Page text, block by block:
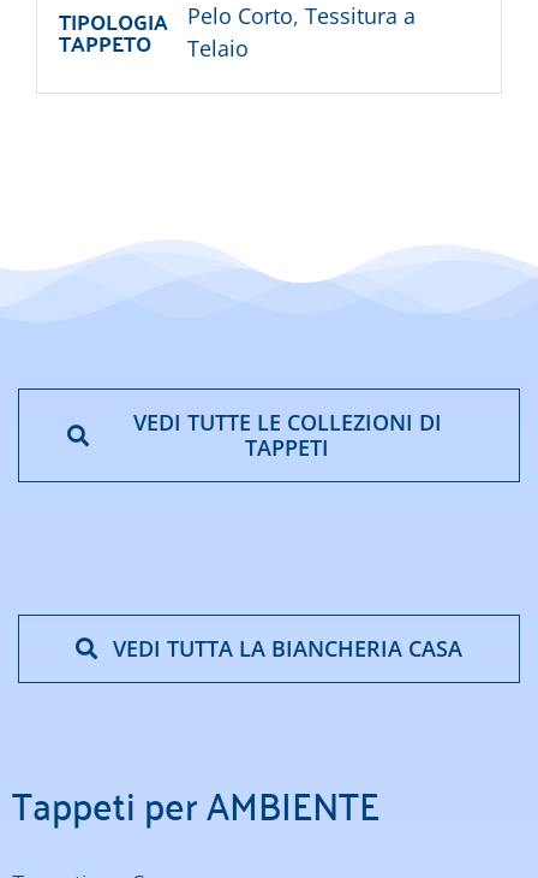
TIPOLOGIA
TAPPETO
Pelo Corto, Tessitura a
Telaio
VEDI TUTTE LE COLLEZIONI DI
TAPPETI
VEDI TUTTA LA BIANCHERIA CASA
Tappeti per AMBIENTE